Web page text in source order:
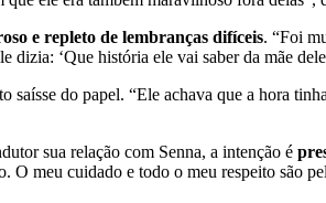
e repleto de lembranças difíceis. “Foi
‘Que história ele vai saber da mãe
saísse do papel. “Ele achava que a hora
sua relação com Senna, a intenção é
O meu cuidado e todo o meu respeito são